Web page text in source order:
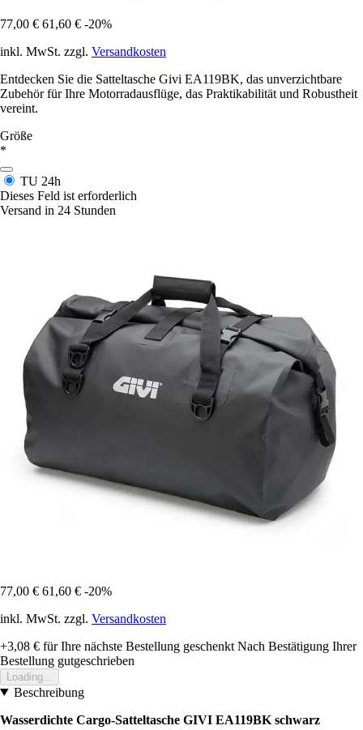
77,00 € 61,60 € -20%
inkl. MwSt. zzgl. Versandkosten
Entdecken Sie die Satteltasche Givi EA119BK, das unverzichtbare
Zubehör für Ihre Motorradausflüge, das Praktikabilität und Robustheit
vereint.
Größe
*
TU 24h
Dieses Feld ist erforderlich
Versand in 24 Stunden
77,00 € 61,60 € -20%
inkl. MwSt. zzgl. Versandkosten
+3,08 € für Ihre nächste Bestellung geschenkt Nach Bestätigung Ihrer
Bestellung gutgeschrieben
Loading...
Beschreibung
Wasserdichte Cargo-Satteltasche GIVI EA119BK schwarz